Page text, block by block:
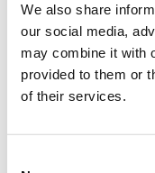
We also share
our social media,
may combine it with
provided to them or
of their services.
ενημερωθείτε για